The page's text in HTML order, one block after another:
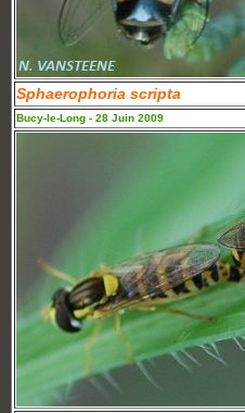
Sphaerophoria scripta
Bucy-le-Long - 28 Juin 2009